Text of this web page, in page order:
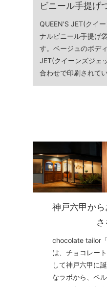
ビニール手提げ
QUEEN'S JET(クイ
ナルビニール手提げ
す。ベージュのボデ
JET(クイーンズジェ
合わせで印刷されてい
神戸六甲か
さ
chocolate tailor「
は、チョコレー
して神戸六甲に
なラボから、ベ